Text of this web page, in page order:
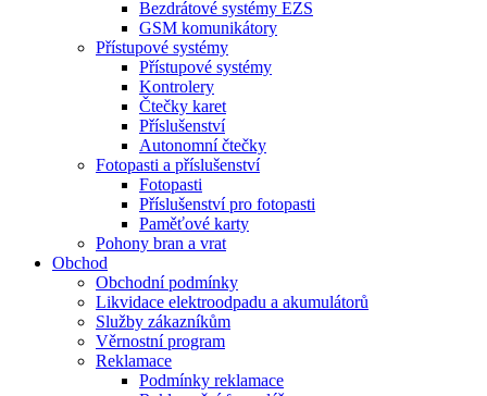
Bezdrátové systémy EZS
GSM komunikátory
Přístupové systémy
Přístupové systémy
Kontrolery
Čtečky karet
Příslušenství
Autonomní čtečky
Fotopasti a příslušenství
Fotopasti
Příslušenství pro fotopasti
Paměťové karty
Pohony bran a vrat
Obchod
Obchodní podmínky
Likvidace elektroodpadu a akumulátorů
Služby zákazníkům
Věrnostní program
Reklamace
Podmínky reklamace